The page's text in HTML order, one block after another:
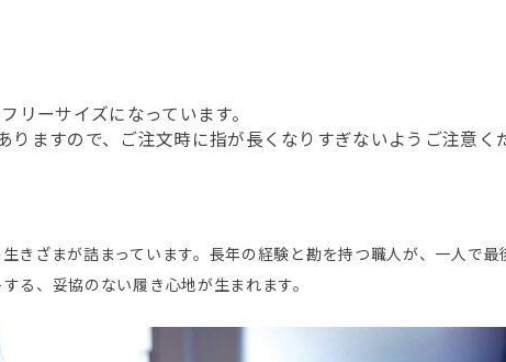
リーサイズになっています。
ますので、ご注文時に指が長くなりすぎないようご注意く
きざまが詰まっています。長年の経験と勘を持つ職人が、一人で最
る、妥協のない履き心地が生まれます。